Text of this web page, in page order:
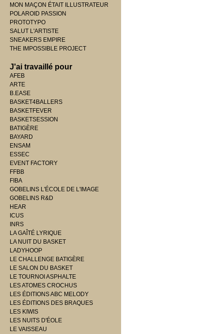
MON MAÇON ÉTAIT ILLUSTRATEUR
POLAROID PASSION
PROTOTYPO
SALUT L'ARTISTE
SNEAKERS EMPIRE
THE IMPOSSIBLE PROJECT
J'ai travaillé pour
AFEB
ARTE
B.EASE
BASKET4BALLERS
BASKETFEVER
BASKETSESSION
BATIGÈRE
BAYARD
ENSAM
ESSEC
EVENT FACTORY
FFBB
FIBA
GOBELINS L'ÉCOLE DE L'IMAGE
GOBELINS R&D
HEAR
ICUS
INRS
LA GAÎTÉ LYRIQUE
LA NUIT DU BASKET
LADYHOOP
LE CHALLENGE BATIGÈRE
LE SALON DU BASKET
LE TOURNOI ASPHALTE
LES ATOMES CROCHUS
LES ÉDITIONS ABC MELODY
LES ÉDITIONS DES BRAQUES
LES KIWIS
LES NUITS D'ÉOLE
LE VAISSEAU